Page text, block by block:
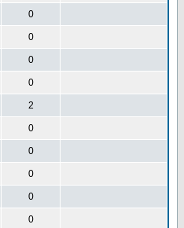
0
0
0
0
2
0
0
0
0
0